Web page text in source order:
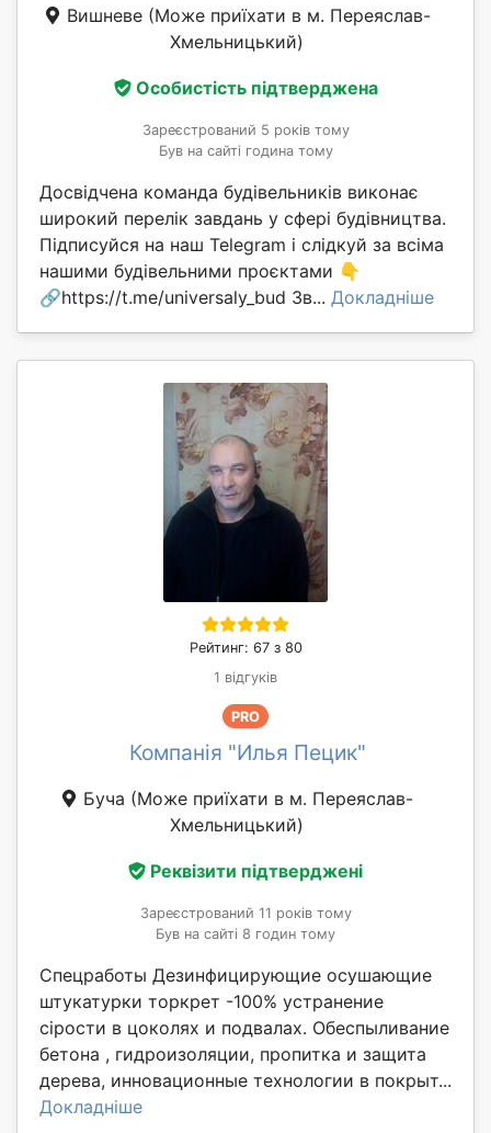
Вишневе (Може приїхати в м. Переяслав-
Хмельницький)
Особистість підтверджена
Зареєстрований 5 років тому
Був на сайті година тому
Досвідчена команда будівельників виконає
широкий перелік завдань у сфері будівництва.
Підписуйся на наш Telegram і слідкуй за всіма
нашими будівельними проєктами 👇
🔗https://t.me/universaly_bud Зв... Докладніше
Рейтинг: 67 з 80
1 відгуків
PRO
Компанія "Илья Пецик"
Буча (Може приїхати в м. Переяслав-
Хмельницький)
Реквізити підтверджені
Зареєстрований 11 років тому
Був на сайті 8 годин тому
Спецработы Дезинфицирующие осушающие
штукатурки торкрет -100% устранение
сірости в цоколях и подвалах. Обеспыливание
бетона , гидроизоляции, пропитка и защита
дерева, инновационные технологии в покрыт...
Докладніше